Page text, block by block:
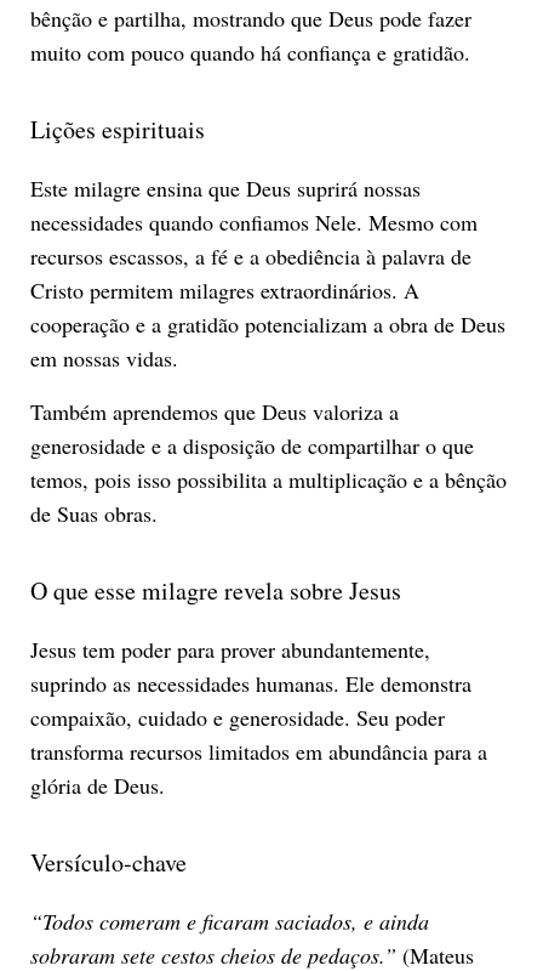
bênção e partilha, mostrando que Deus pode fazer
muito com pouco quando há confiança e gratidão.
Lições espirituais
Este milagre ensina que Deus suprirá nossas
necessidades quando confiamos Nele. Mesmo com
recursos escassos, a fé e a obediência à palavra de
Cristo permitem milagres extraordinários. A
cooperação e a gratidão potencializam a obra de Deus
em nossas vidas.
Também aprendemos que Deus valoriza a
generosidade e a disposição de compartilhar o que
temos, pois isso possibilita a multiplicação e a bênção
de Suas obras.
O que esse milagre revela sobre Jesus
Jesus tem poder para prover abundantemente,
suprindo as necessidades humanas. Ele demonstra
compaixão, cuidado e generosidade. Seu poder
transforma recursos limitados em abundância para a
glória de Deus.
Versículo-chave
“Todos comeram e ficaram saciados, e ainda
sobraram sete cestos cheios de pedaços.” (Mateus